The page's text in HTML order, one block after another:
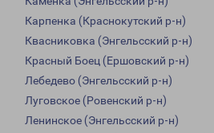
Карпенка (Краснокутский р-н)
Квасниковка (Энгельсский р-н)
Красный Боец (Ершовский р-н)
Лебедево (Энгельсский р-н)
Луговское (Ровенский р-н)
Ленинское (Энгельсский р-н)